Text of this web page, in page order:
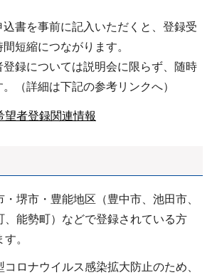
書を事前に記入いただくと、登録受
短縮につながります。
登録については説明会に限らず、随時
（詳細は下記の参考リンクへ）
望者登録関連情報
堺市・豊能地区（豊中市、池田市、
、能勢町）などで登録されている方
。
ロナウイルス感染拡大防止のため、